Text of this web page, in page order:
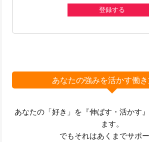
登録する
あなたの強みを活かす働き
あなたの「好き」を『伸ばす・活かす
ます。
でもそれはあくまでサポー